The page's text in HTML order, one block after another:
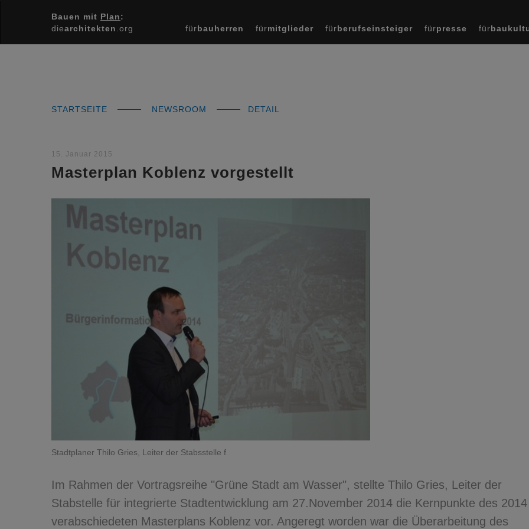
Bauen mit Plan:
diearchitekten .org fürbauherren fürmitglieder fürberufseinsteiger fürpresse für
STARTSEITE NEWSROOM DETAIL
15. Januar 2015
Masterplan Koblenz vorgestellt
Stadtplaner Thilo Gries, Leiter der Stabsstelle f
Im Rahmen der Vortragsreihe "Grüne Stadt am Wasser", stellte Thilo Gries, Leiter der
Stabstelle für integrierte Stadtentwicklung am 27.November 2014 die Kernpunkte des 2014
verabschiedeten Masterplans Koblenz vor. Angeregt worden war die Überarbeitung des